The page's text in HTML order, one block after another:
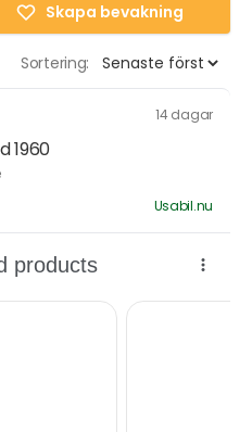
Skapa bevakning
Sortering:
14 dagar
1960
Usabil.nu